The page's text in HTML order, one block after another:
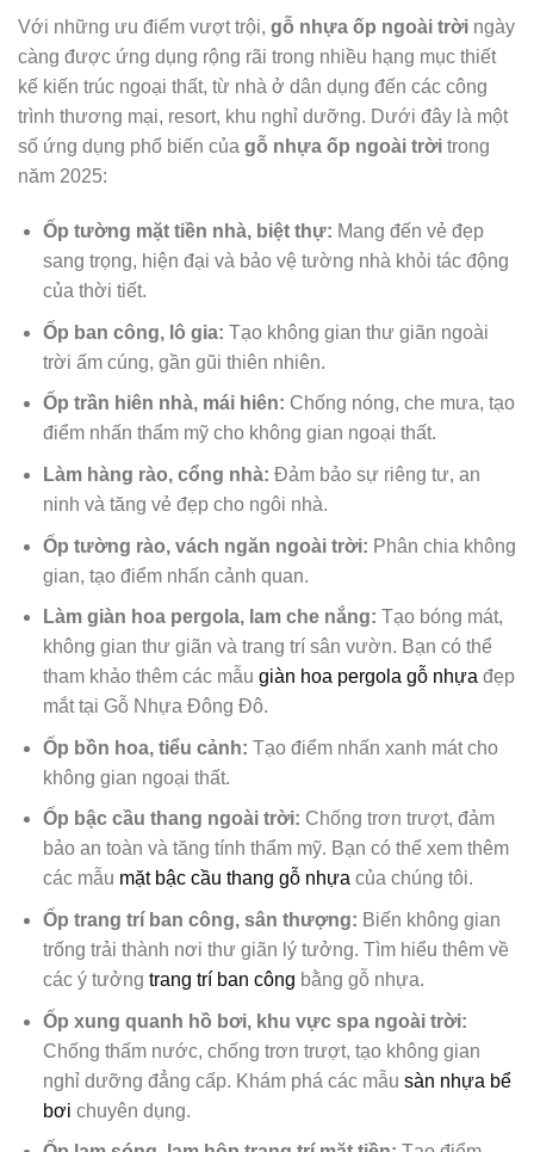
Với những ưu điểm vượt trội, gỗ nhựa ốp ngoài trời ngày
càng được ứng dụng rộng rãi trong nhiều hạng mục thiết
kế kiến trúc ngoại thất, từ nhà ở dân dụng đến các công
trình thương mại, resort, khu nghỉ dưỡng. Dưới đây là một
số ứng dụng phổ biến của gỗ nhựa ốp ngoài trời trong
năm 2025:
Ốp tường mặt tiền nhà, biệt thự: Mang đến vẻ đẹp
sang trọng, hiện đại và bảo vệ tường nhà khỏi tác động
của thời tiết.
Ốp ban công, lô gia: Tạo không gian thư giãn ngoài
trời ấm cúng, gần gũi thiên nhiên.
Ốp trần hiên nhà, mái hiên: Chống nóng, che mưa, tạo
điểm nhấn thẩm mỹ cho không gian ngoại thất.
Làm hàng rào, cổng nhà: Đảm bảo sự riêng tư, an
ninh và tăng vẻ đẹp cho ngôi nhà.
Ốp tường rào, vách ngăn ngoài trời: Phân chia không
gian, tạo điểm nhấn cảnh quan.
Làm giàn hoa pergola, lam che nắng: Tạo bóng mát,
không gian thư giãn và trang trí sân vườn. Bạn có thể
tham khảo thêm các mẫu giàn hoa pergola gỗ nhựa đẹp
mắt tại Gỗ Nhựa Đông Đô.
Ốp bồn hoa, tiểu cảnh: Tạo điểm nhấn xanh mát cho
không gian ngoại thất.
Ốp bậc cầu thang ngoài trời: Chống trơn trượt, đảm
bảo an toàn và tăng tính thẩm mỹ. Bạn có thể xem thêm
các mẫu mặt bậc cầu thang gỗ nhựa của chúng tôi.
Ốp trang trí ban công, sân thượng: Biến không gian
trống trải thành nơi thư giãn lý tưởng. Tìm hiểu thêm về
các ý tưởng trang trí ban công bằng gỗ nhựa.
Ốp xung quanh hồ bơi, khu vực spa ngoài trời:
Chống thấm nước, chống trơn trượt, tạo không gian
nghỉ dưỡng đẳng cấp. Khám phá các mẫu sàn nhựa bể
bơi chuyên dụng.